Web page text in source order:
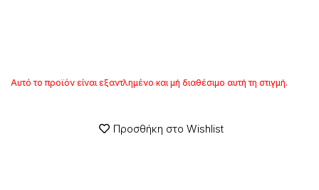
Αυτό το προϊόν είναι εξαντλημένο και μή διαθέσιμο αυτή τη στιγμή.
Προσθήκη στο Wishlist